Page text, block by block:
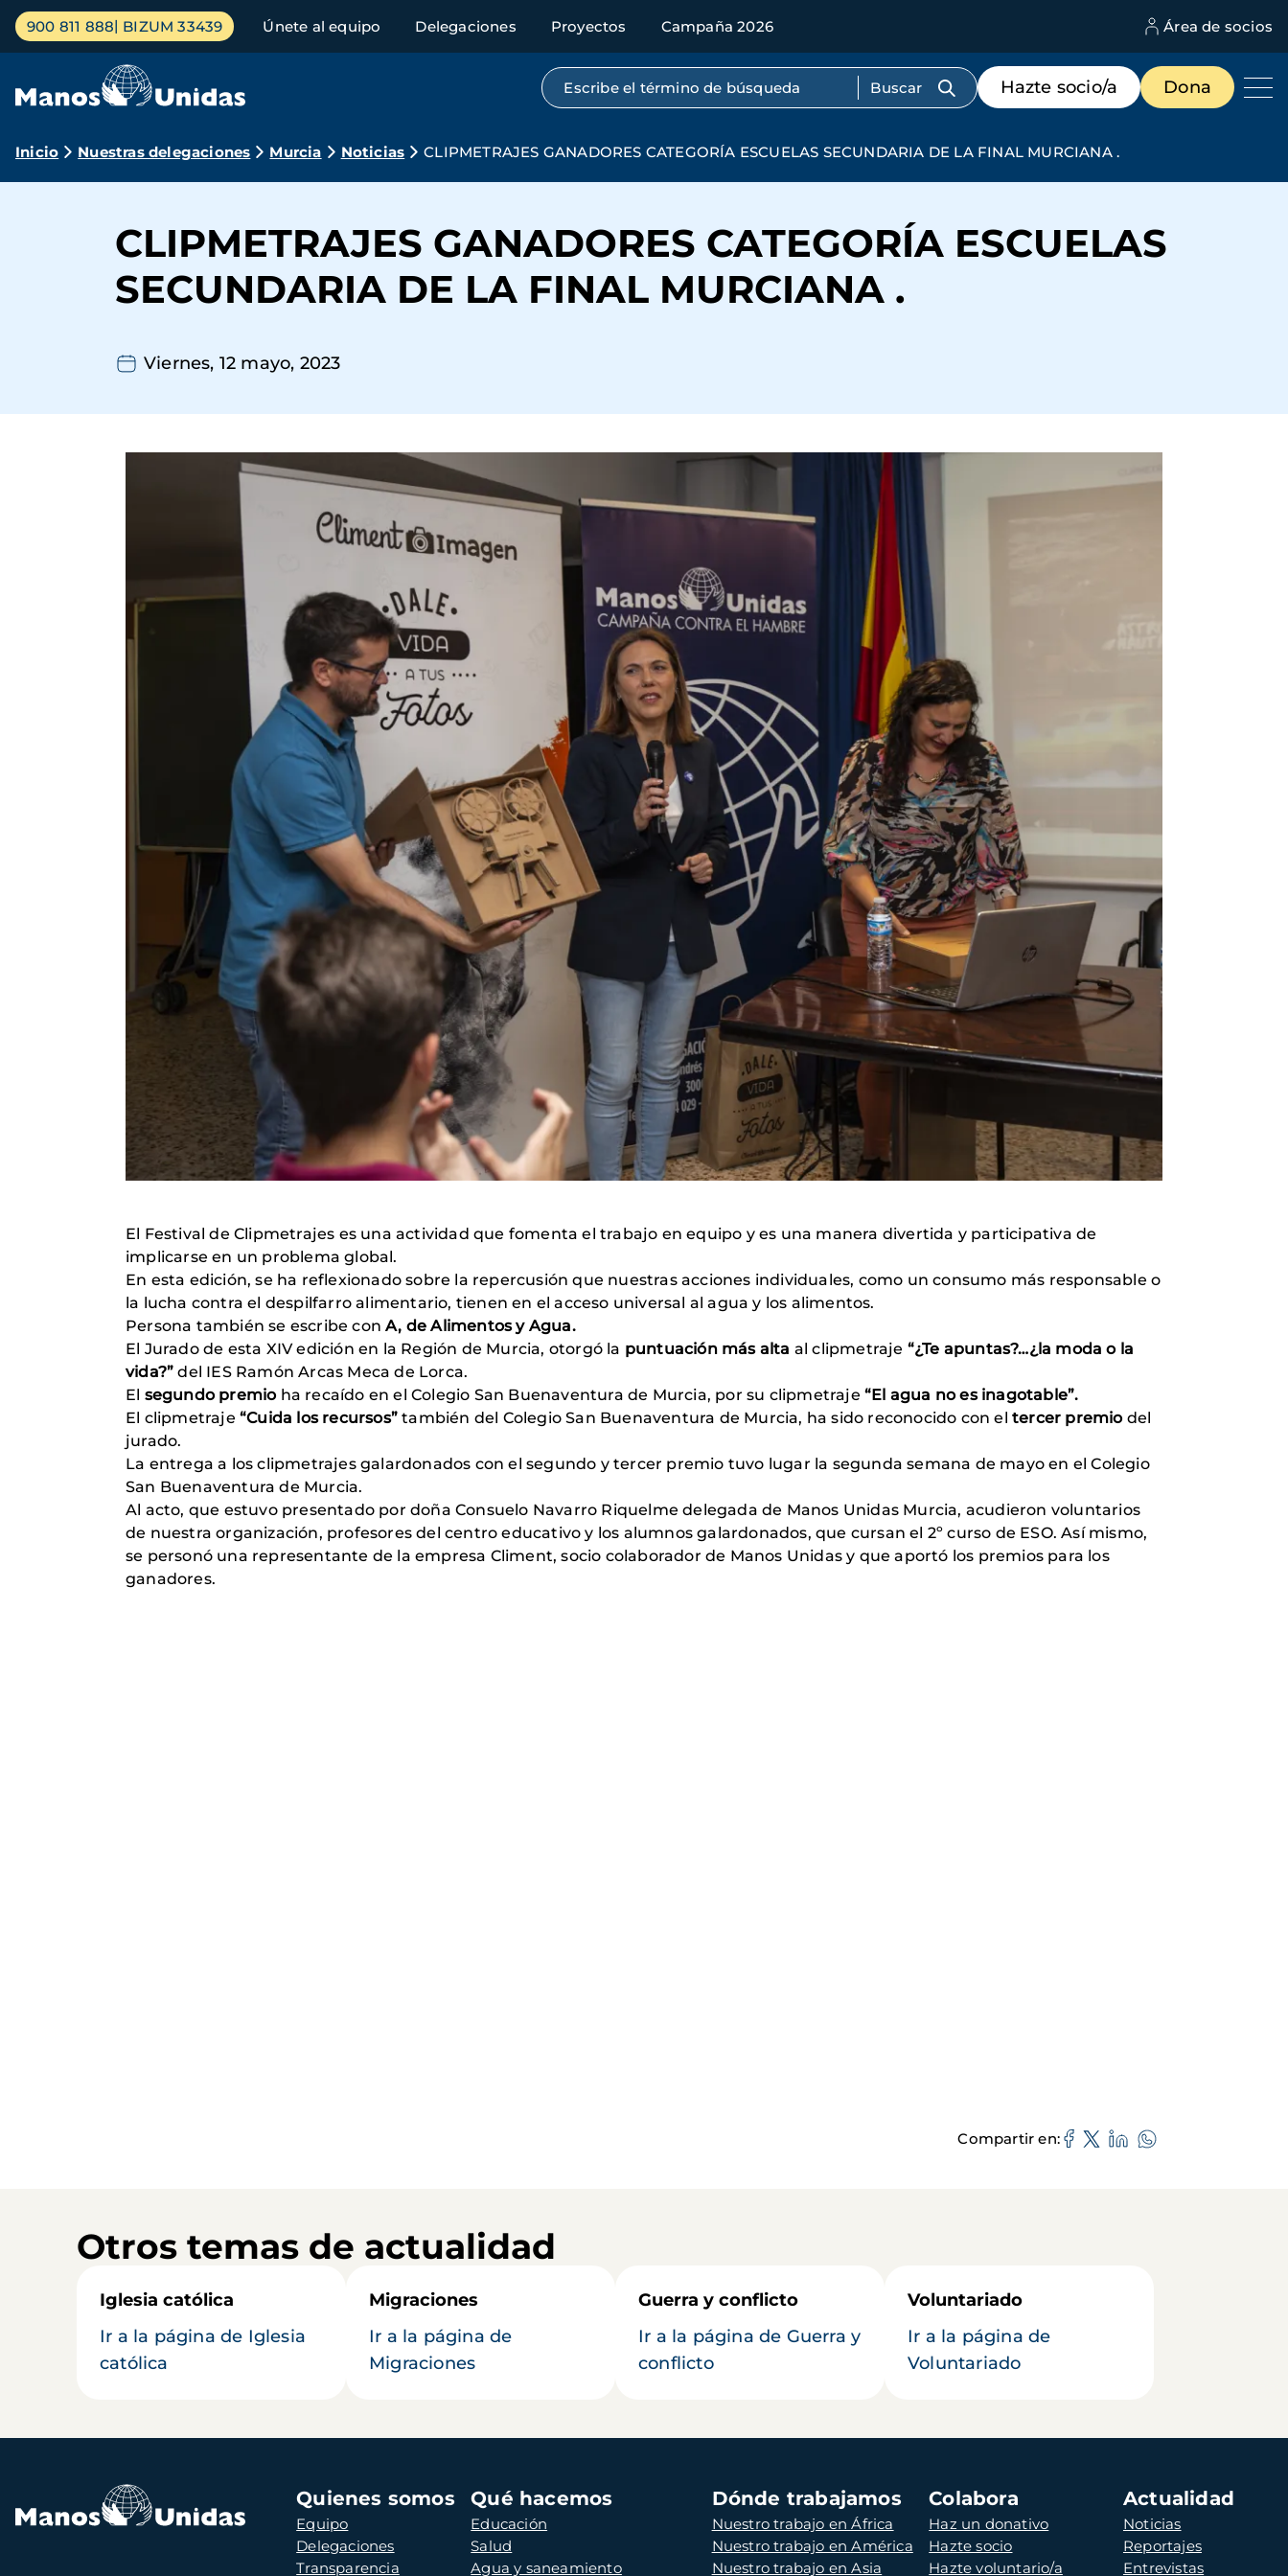
Pasar
contenido
Menú
principal
900 811 888 BIZUM 33439 Únete al equipo Delegaciones Proyectos Campaña 2026 Área de socios
Búsqueda por texto completo
Menú
de
destacados
Hazte socio/a Dona
Ruta
navegación
Inicio Nuestras delegaciones Murcia Noticias CLIPMETRAJES GANADORES CATEGORÍA ESCUELAS SECUNDARIA DE LA FINAL MURCIANA .
CLIPMETRAJES GANADORES CATEGORÍA ESCUELAS
SECUNDARIA DE LA FINAL MURCIANA .
Viernes, 12 mayo, 2023
El Festival de Clipmetrajes es una actividad que fomenta el trabajo en equipo y es una manera divertida y participativa de
implicarse en un problema global.
En esta edición, se ha reflexionado sobre la repercusión que nuestras acciones individuales, como un consumo más responsable o
la lucha contra el despilfarro alimentario, tienen en el acceso universal al agua y los alimentos.
Persona también se escribe conA, de Alimentos y Agua.
El Jurado de esta XIV edición en la Región de Murcia, otorgó la puntuación más alta al clipmetraje “¿Te apuntas?…¿la moda o la
vida?” del IES Ramón Arcas Meca de Lorca.
El segundo premioha recaído en el Colegio San Buenaventura de Murcia, por su clipmetraje“El agua no es inagotable”.
El clipmetraje “Cuida los recursos” también del Colegio San Buenaventura de Murcia, ha sido reconocido con eltercer premiodel
jurado.
La entrega a los clipmetrajes galardonados con el segundo y tercer premio tuvo lugar la segunda semana de mayo en el Colegio
San Buenaventura de Murcia.
Al acto, que estuvo presentado por doña Consuelo Navarro Riquelme delegada de Manos Unidas Murcia, acudieron voluntarios
de nuestra organización, profesores del centro educativo y los alumnos galardonados, que cursan el 2º curso de ESO. Así mismo,
se personó una representante de la empresa Climent, socio colaborador de Manos Unidas y que aportó los premios para los
ganadores.
Compartir en
Otros temas de actualidad
Iglesia católica
Ir a la página de Iglesia
católica
Migraciones
Ir a la página de
Migraciones
Guerra y conflicto
Ir a la página de Guerra y
conflicto
Voluntariado
Ir a la página de
Voluntariado
Navegación
principal
Quienes somos
Equipo
Delegaciones
Transparencia
Qué hacemos
Educación
Salud
Agua y saneamiento
Dónde trabajamos
Nuestro trabajo en África
Nuestro trabajo en América
Nuestro trabajo en Asia
Colabora
Haz un donativo
Hazte socio
Hazte voluntario/a
Actualidad
Noticias
Reportajes
Entrevistas